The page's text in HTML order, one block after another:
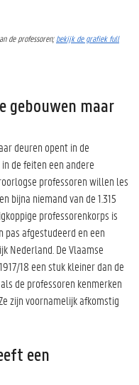
de professoren;bekijk de grafiek full
gebouwen maar
deuren opent in de
de feiten een andere
professoren willen les
bijna niemand van de 1.315
professorenkorps is
pas afgestudeerd en een
Nederland. De Vlaamse
18 een stuk kleiner dan de
de professoren kenmerken
zijn voornamelijk afkomstig
een